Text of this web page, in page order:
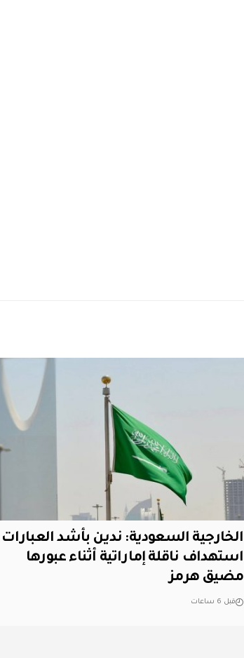
‏الخارجية السعودية: ندين بأشد العبارات
استهداف ناقلة إماراتية أثناء عبورها
مضيق هرمز
قبل 6 ساعات